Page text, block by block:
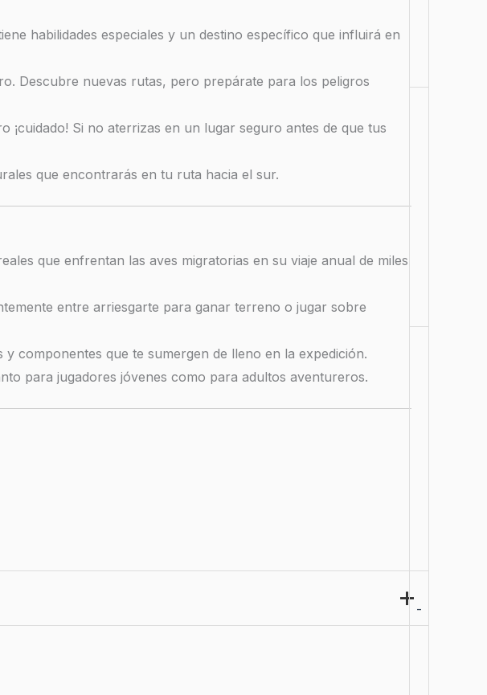
-
habilidades especiales y un destino específico que influirá en
Descubre nuevas rutas, pero prepárate para los peligros
Si no aterrizas en un lugar seguro antes de que tus
que encontrarás en tu ruta hacia el sur.
que enfrentan las aves migratorias en su viaje anual de miles
entre arriesgarte para ganar terreno o jugar sobre
componentes que te sumergen de lleno en la expedición.
para jugadores jóvenes como para adultos aventureros.